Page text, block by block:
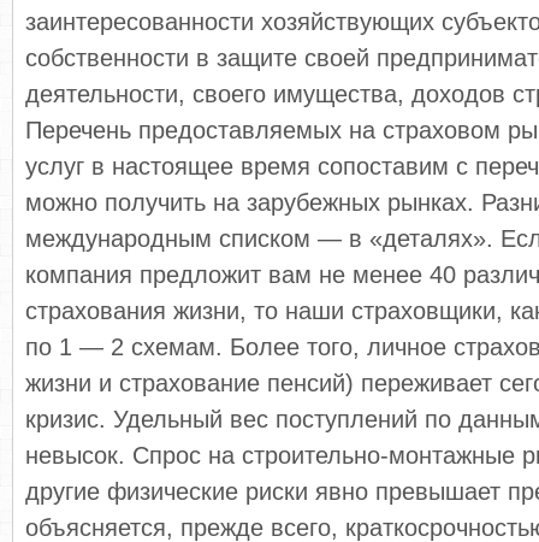
заинтересованности хозяйствующих
собственности в защите своей
деятельности, своего имущества, доходов
Перечень предоставляемых на страховом
услуг в настоящее время сопоставим с
можно получить на зарубеж­ных рынках.
международным списком — в «деталях».
компания предложит вам не менее 40
страхования жизни, то наши страховщики,
по 1 — 2 схемам. Более того, личное
жиз­ни и страхование пенсий) переживает
кризис. Удельный вес поступлений по
невысок. Спрос на строительно-монтаж­ные
другие физические риски явно превышает
объясняется, прежде всего,